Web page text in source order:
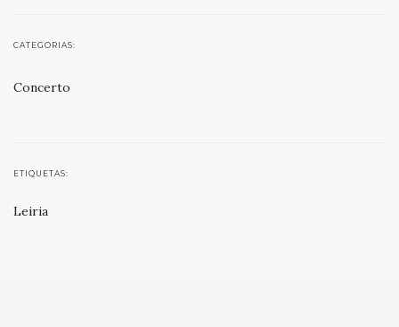
CATEGORIAS:
Concerto
ETIQUETAS:
Leiria